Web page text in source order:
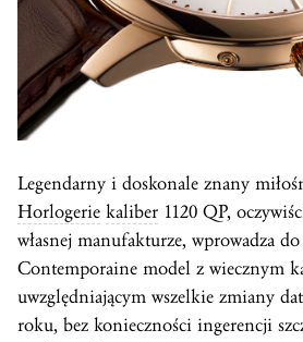
Legendarny i doskonale znany
Horlogerie kaliber 1120 QP,
własnej manufakturze, wprowadza
Contemporaine model z wiecznym
uwzględniającym wszelkie zmiany
roku, bez konieczności ingerencji